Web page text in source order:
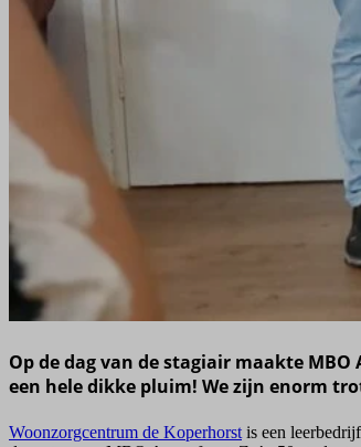
Op de dag van de stagiair maakte
een hele dikke pluim! We zijn enorm
Woonzorgcentrum de Koperhorst is een